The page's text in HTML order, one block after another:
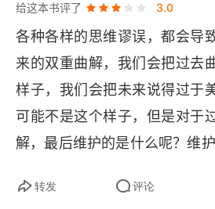
惯性，集思广益，多角度全面
们会不自觉高估自己与他人的
我们喜欢推己及人，认为其他
自己一样的。这要求我们在行
意识到，并且尊重人与人之间
的行动阻力更小。第四，我们
的程度，会干扰对它价值的判
给这本书评了
3.0
各种各样的思维谬误，都会导
来的双重曲解，我们会把过去
样子，我们会把未来说得过于
可能不是这个样子，但是对于
解，最后维护的是什么呢？维
转发 评论